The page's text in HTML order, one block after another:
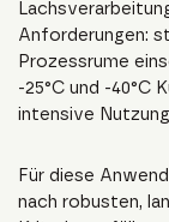
Anforderungen:
Prozessrume
-25°C und -40°C
intensive
Für diese
nach robusten,